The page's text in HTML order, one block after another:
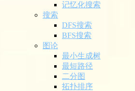
记忆化搜索
搜索
DFS搜索
BFS搜索
图论
最小生成树
最短路径
二分图
拓扑排序